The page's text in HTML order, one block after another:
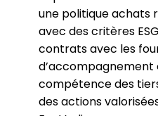
une politique achats
avec des critères
contrats avec les
compétence des
des actions